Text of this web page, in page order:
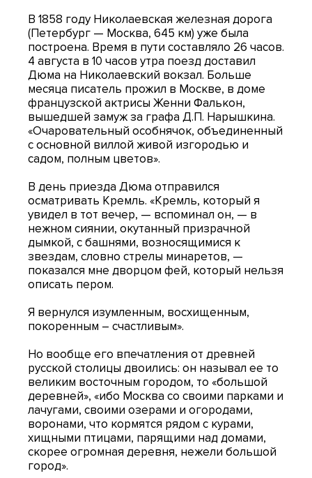
В 1858 году Николаевская железная дорога
(Петербург — Москва, 645 км) уже была
построена. Время в пути составляло 26 часов.
4 августа в 10 часов утра поезд доставил
Дюма на Николаевский вокзал. Больше
месяца писатель прожил в Москве, в доме
французской актрисы Женни Фалькон,
вышедшей замуж за графа Д.П. Нарышкина.
«Очаровательный особнячок, объединенный
с основной виллой живой изгородью и
садом, полным цветов».
В день приезда Дюма отправился
осматривать Кремль. «Кремль, который я
увидел в тот вечер, — вспоминал он, — в
нежном сиянии, окутанный призрачной
дымкой, с башнями, возносящимися к
звездам, словно стрелы минаретов, —
показался мне дворцом фей, который нельзя
описать пером.
Я вернулся изумленным, восхищенным,
покоренным – счастливым».
Но вообще его впечатления от древней
русской столицы двоились: он называл ее то
великим восточным городом, то «большой
деревней», «ибо Москва со своими парками и
лачугами, своими озерами и огородами,
воронами, что кормятся рядом с курами,
хищными птицами, парящими над домами,
скорее огромная деревня, нежели большой
город».